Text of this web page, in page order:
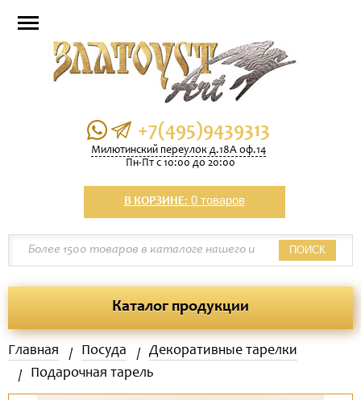
+7(495)9439313
Милютинский переулок д.18А оф.14
Пн-Пт с 10:00 до 20:00
В КОРЗИНЕ: 0 товаров
ПОИСК
Каталог продукции
Главная Посуда
Декоративные тарелки
Подарочная тарель